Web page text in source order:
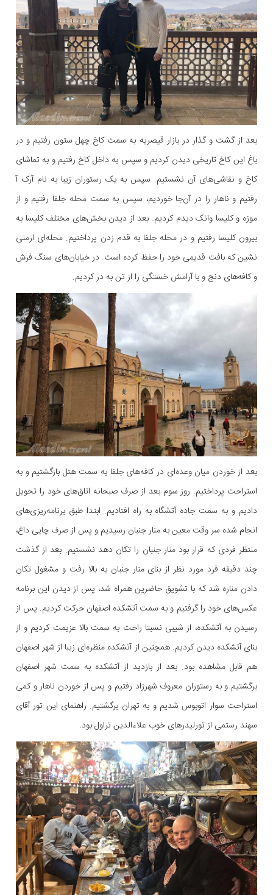
بعد از گشت و گذار در بازار قیصریه به سمت کاخ چهل ستون رفتیم و در
باغ این کاخ تاریخی دیدن کردیم و سپس به داخل کاخ رفتیم و به تماشای
کاخ و نقاشی‌های آن نشستیم. سپس به یک رستوران زیبا به نام آرک آ
رفتیم و ناهار را در آن‌جا خوردیم، سپس به سمت محله جلفا رفتیم و از
موزه و کلیسا وانک دیدم کردیم. بعد از دیدن بخش‌های مختلف کلیسا به
بیرون کلیسا رفتیم و در محله جلفا به قدم زدن پرداختیم. محله‌ای ارمنی
نشین که بافت قدیمی خود را حفظ کرده است. در خیابان‌های سنگ فرش
و کافه‌های دنج و با آرامش خستگی را از تن به در کردیم.
بعد از خوردن میان وعده‌ای در کافه‌های جلفا به سمت هتل بازگشتیم و به
استراحت پرداختیم. روز سوم بعد از صرف صبحانه اتاق‌های خود را تحویل
دادیم و به سمت جاده آتشگاه به راه افتادیم. ابتدا طبق برنامه‌‌ریزی‌های
انجام شده سر وقت معین به منار جنبان رسیدیم و پس از صرف چایی داغ،
منتظر فردی که قرار بود منار جنبان را تکان دهد نشستیم. بعد از گذشت
چند دقیقه فرد مورد نظر از بنای منار جنبان به بالا رفت و مشغول تکان
دادن مناره شد که با تشویق حاضرین همراه شد، پس از دیدن این برنامه
عکس‌های خود را گرفتیم و به سمت آتشکده اصفهان حرکت کردیم. پس از
رسیدن به آتشکده، از شیبی نسبتا راحت به سمت بالا عزیمت کردیم و از
بنای آتشکده دیدن کردیم. همچنین از آتشکده منظره‌ای زیبا از شهر اصفهان
هم قابل مشاهده بود. بعد از بازدید از آتشکده به سمت شهر اصفهان
برگشتیم و به رستوران معروف شهرزاد رفتیم و پس از خوردن ناهار و کمی
استراحت سوار اتوبوس شدیم و به تهران برگشتیم. راهنمای این تور آقای
سهند رستمی از تورلیدر‌های خوب علاءالدین تراول بود.